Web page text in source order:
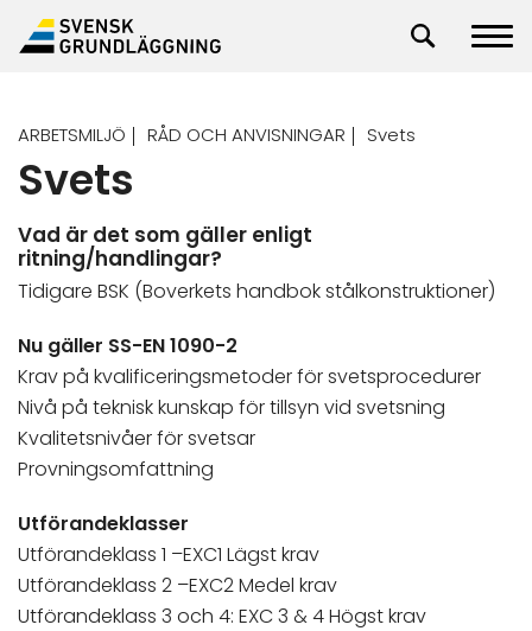
ARBETSMILJÖ RÅD OCH ANVISNINGAR Svets
Svets
Vad är det som gäller enligt
ritning/handlingar?
Tidigare BSK (Boverkets handbok stålkonstruktioner)
Nu gäller SS-EN 1090-2
Krav på kvalificeringsmetoder för svetsprocedurer
Nivå på teknisk kunskap för tillsyn vid svetsning
Kvalitetsnivåer för svetsar
Provningsomfattning
Utförandeklasser
Utförandeklass 1 –EXC1 Lägst krav
Utförandeklass 2 –EXC2 Medel krav
Utförandeklass 3 och 4: EXC 3 & 4 Högst krav